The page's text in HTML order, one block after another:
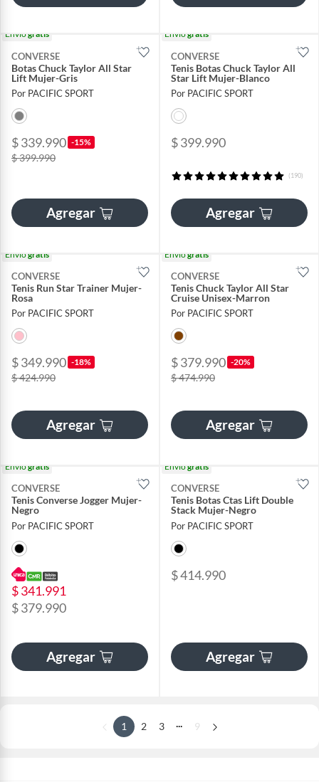
Envíogratis
CONVERSE
Botas Chuck Taylor All Star
Lift Mujer-Gris
Por PACIFIC SPORT
$ 339.990 -15%
$ 399.990
Agregar
Envíogratis
CONVERSE
Tenis Botas Chuck Taylor All
Star Lift Mujer-Blanco
Por PACIFIC SPORT
$ 399.990
(190)
Agregar
Envíogratis
CONVERSE
Tenis Run Star Trainer Mujer-
Rosa
Por PACIFIC SPORT
$ 349.990 -18%
$ 424.990
Agregar
Envíogratis
CONVERSE
Tenis Chuck Taylor All Star
Cruise Unisex-Marron
Por PACIFIC SPORT
$ 379.990 -20%
$ 474.990
Agregar
Envíogratis
CONVERSE
Tenis Converse Jogger Mujer-
Negro
Por PACIFIC SPORT
$ 341.991
$ 379.990
Agregar
Envíogratis
CONVERSE
Tenis Botas Ctas Lift Double
Stack Mujer-Negro
Por PACIFIC SPORT
$ 414.990
Agregar
1 2 3 ... 9